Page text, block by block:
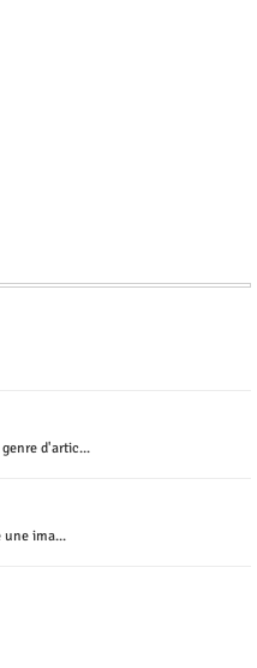
d'artic...
une ima...